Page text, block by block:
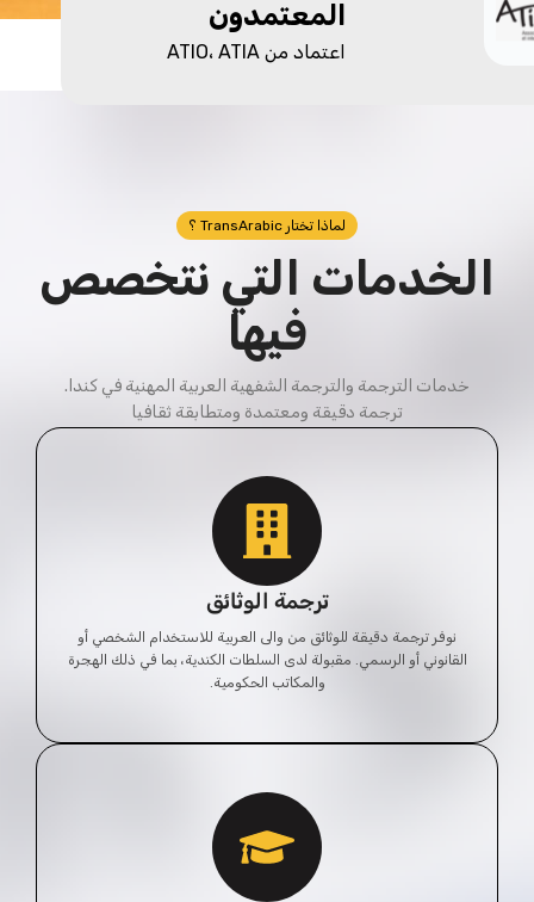
المعتمدون
اعتماد من ATIO، ATIA
لماذا تختار TransArabic ؟
الخدمات التي نتخصص
فيها
خدمات الترجمة والترجمة الشفهية العربية المهنية في كندا.
ترجمة دقيقة ومعتمدة ومتطابقة ثقافيا
ترجمة الوثائق
نوفر ترجمة دقيقة للوثائق من والى العربية للاستخدام الشخصي أو
القانوني أو الرسمي. مقبولة لدى السلطات الكندية، بما في ذلك الهجرة
والمكاتب الحكومية.